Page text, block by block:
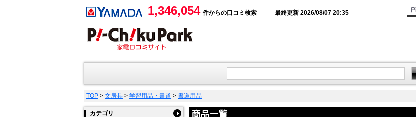
1,346,054 件からの口コミ検索 最終更新 2026/08/07 20:35
TOP > 文房具 > 学習用品・書道 > 書道用品
カテゴリ